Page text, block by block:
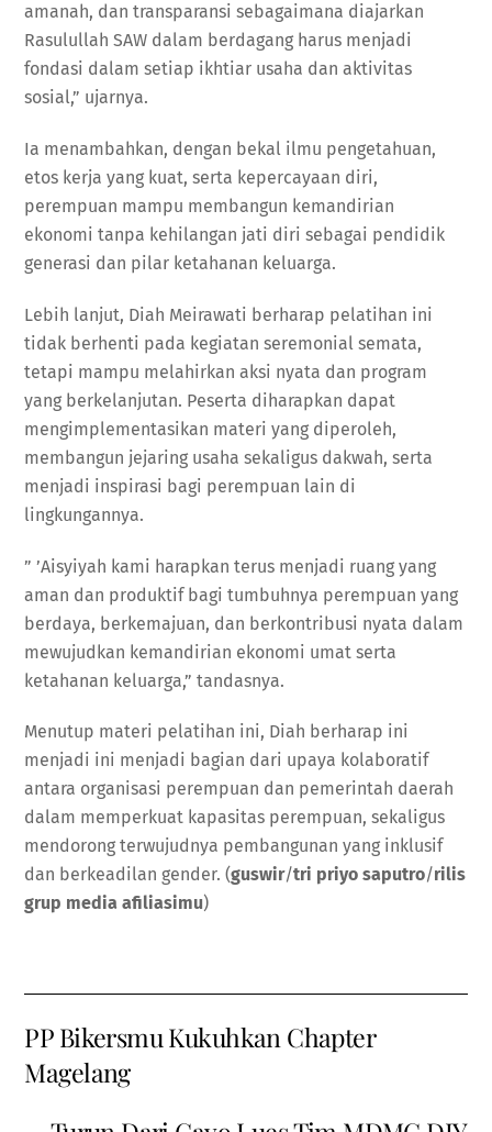
amanah, dan transparansi sebagaimana diajarkan
Rasulullah SAW dalam berdagang harus menjadi
fondasi dalam setiap ikhtiar usaha dan aktivitas
sosial,” ujarnya.
Ia menambahkan, dengan bekal ilmu pengetahuan,
etos kerja yang kuat, serta kepercayaan diri,
perempuan mampu membangun kemandirian
ekonomi tanpa kehilangan jati diri sebagai pendidik
generasi dan pilar ketahanan keluarga.
Lebih lanjut, Diah Meirawati berharap pelatihan ini
tidak berhenti pada kegiatan seremonial semata,
tetapi mampu melahirkan aksi nyata dan program
yang berkelanjutan. Peserta diharapkan dapat
mengimplementasikan materi yang diperoleh,
membangun jejaring usaha sekaligus dakwah, serta
menjadi inspirasi bagi perempuan lain di
lingkungannya.
” ’Aisyiyah kami harapkan terus menjadi ruang yang
aman dan produktif bagi tumbuhnya perempuan yang
berdaya, berkemajuan, dan berkontribusi nyata dalam
mewujudkan kemandirian ekonomi umat serta
ketahanan keluarga,” tandasnya.
Menutup materi pelatihan ini, Diah berharap ini
menjadi ini menjadi bagian dari upaya kolaboratif
antara organisasi perempuan dan pemerintah daerah
dalam memperkuat kapasitas perempuan, sekaligus
mendorong terwujudnya pembangunan yang inklusif
dan berkeadilan gender. (guswir/tri priyo saputro/rilis
grup media afiliasimu)
PP Bikersmu Kukuhkan Chapter
Magelang